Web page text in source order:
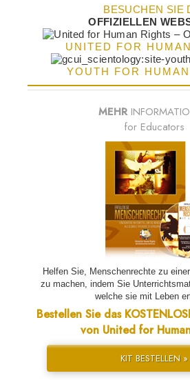
BESUCHEN SIE
OFFIZIELLEN
UNITED FOR
YOUTH FOR
MEHR
for Educators
Helfen Sie, Menschenrechte zu
zu machen, indem Sie
welche sie mit Leben
Bestellen Sie das
von United for
KIT BESTELLEN »